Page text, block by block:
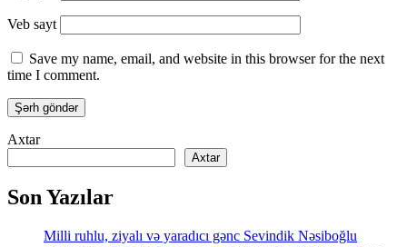
Veb sayt
Save my name, email, and website in this browser for the next
time I comment.
Axtar
Axtar
Son Yazılar
Milli ruhlu, ziyalı və yaradıcı gənc Sevindik Nəsiboğlu